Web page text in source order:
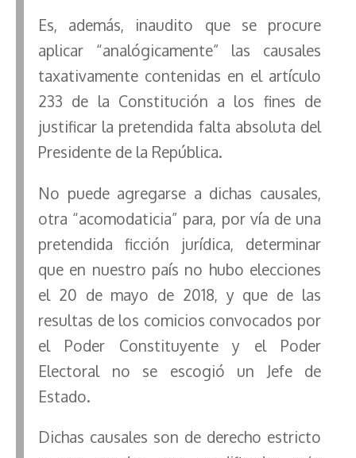
Es, además, inaudito que se procure
aplicar “analógicamente” las causales
taxativamente contenidas en el artículo
233 de la Constitución a los fines de
justificar la pretendida falta absoluta del
Presidente de la República.
No puede agregarse a dichas causales,
otra “acomodaticia” para, por vía de una
pretendida ficción jurídica, determinar
que en nuestro país no hubo elecciones
el 20 de mayo de 2018, y que de las
resultas de los comicios convocados por
el Poder Constituyente y el Poder
Electoral no se escogió un Jefe de
Estado.
Dichas causales son de derecho estricto